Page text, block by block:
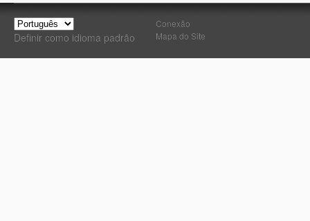
Definir como idioma padrão
Conexão
Mapa do Site